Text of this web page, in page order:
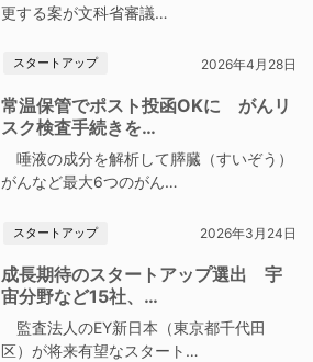
更する案が文科省審議…
スタートアップ 2026年4月28日
常温保管でポスト投函OKに がんリ
スク検査手続きを…
唾液の成分を解析して膵臓（すいぞう）
がんなど最大6つのがん…
スタートアップ 2026年3月24日
成長期待のスタートアップ選出 宇
宙分野など15社、…
監査法人のEY新日本（東京都千代田
区）が将来有望なスタート…